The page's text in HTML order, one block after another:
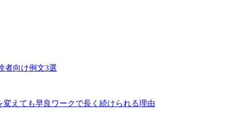
者向け例文3選
えても早良ワークで長く続けられる理由